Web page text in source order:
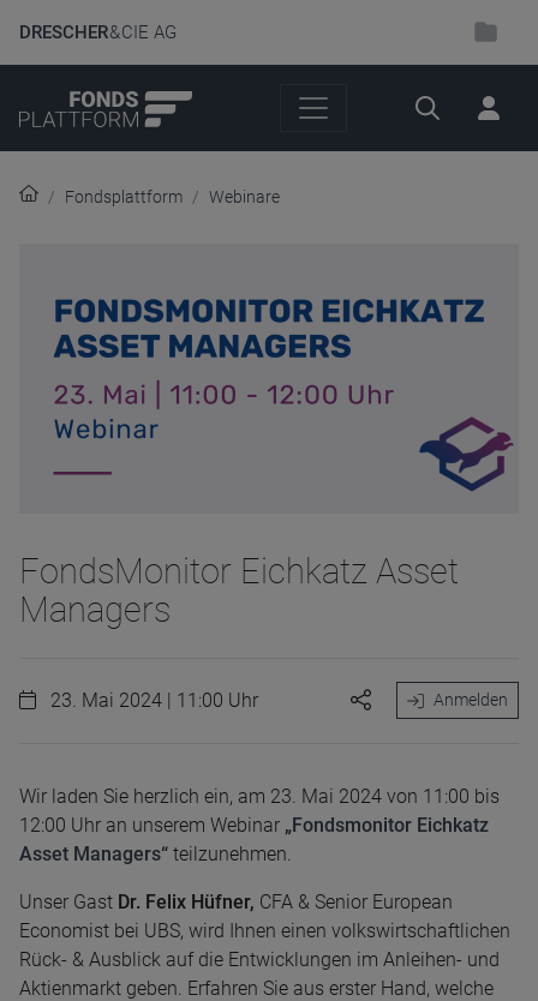
DRESCHER& CIE AG
Suche
Fondsplattform Webinare
FondsMonitor Eichkatz Asset
Managers
23. Mai 2024 | 11:00 Uhr Anmelden
Wir laden Sie herzlich ein, am 23. Mai 2024 von 11:00 bis
12:00 Uhr an unserem Webinar „Fondsmonitor Eichkatz
Asset Managers“ teilzunehmen.
Unser Gast Dr. Felix Hüfner, CFA & Senior European
Economist bei UBS, wird Ihnen einen volkswirtschaftlichen
Rück- & Ausblick auf die Entwicklungen im Anleihen- und
Aktienmarkt geben. Erfahren Sie aus erster Hand, welche